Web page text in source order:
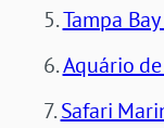
Tampa
Aquário
Safari